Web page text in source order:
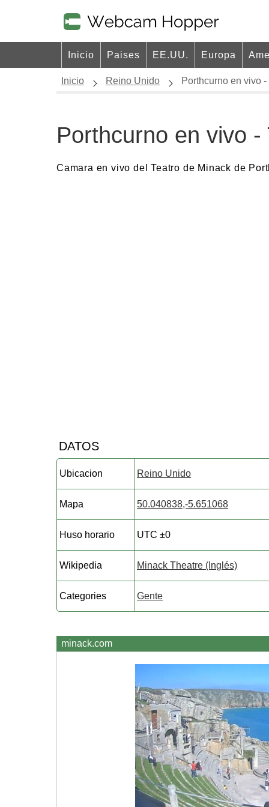
Inicio Paises EE.UU. Europa
Inicio Reino Unido Porthcurno en vivo
Porthcurno en vivo
Camara en vivo del Teatro de Minack de
DATOS
Ubicacion Reino Unido
Mapa 50.040838,-5.651068
Huso horario UTC ±0
Wikipedia Minack Theatre (Inglés)
Categories Gente
minack.com